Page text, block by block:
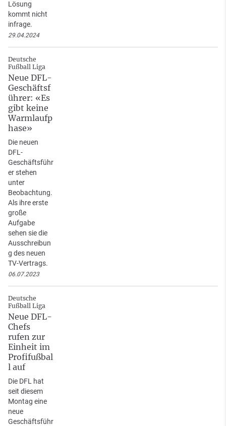
Lösung
kommt nicht
infrage.
29.04.2024
Deutsche
Fußball Liga
Neue DFL-
Geschäftsf
ührer: «Es
gibt keine
Warmlaufp
hase»
Die neuen
DFL-
Geschäftsführ
er stehen
unter
Beobachtung.
Als ihre erste
große
Aufgabe
sehen sie die
Ausschreibun
g des neuen
TV-Vertrags.
06.07.2023
Deutsche
Fußball Liga
Neue DFL-
Chefs
rufen zur
Einheit im
Profifußbal
l auf
Die DFL hat
seit diesem
Montag eine
neue
Geschäftsführ